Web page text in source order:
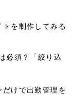
を制作してみる
必須？「絞り込
けで出勤管理を